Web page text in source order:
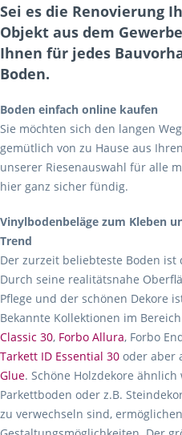
Sei es die Renovierung
Objekt aus dem
Ihnen für jedes
Boden.
Boden einfach online kaufen
Sie möchten sich den langen
gemütlich von zu Hause aus
unserer Riesenauswahl für alle
hier ganz sicher fündig.
Vinylbodenbeläge zum Kleben
Trend
Der zurzeit beliebteste Boden ist
Durch seine realitätsnahe
Pflege und der schönen Dekore
Bekannte Kollektionen im Bereich
Classic 30, Forbo Allura, Forbo
Tarkett ID Essential 30 oder aber
Glue. Schöne Holzdekore
Parkettboden oder z.B.
zu verwechseln sind,